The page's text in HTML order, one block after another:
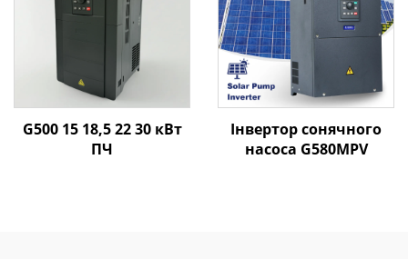
G500 15 18,5 22 30 кВт
ПЧ
Інвертор сонячного
насоса G580MPV